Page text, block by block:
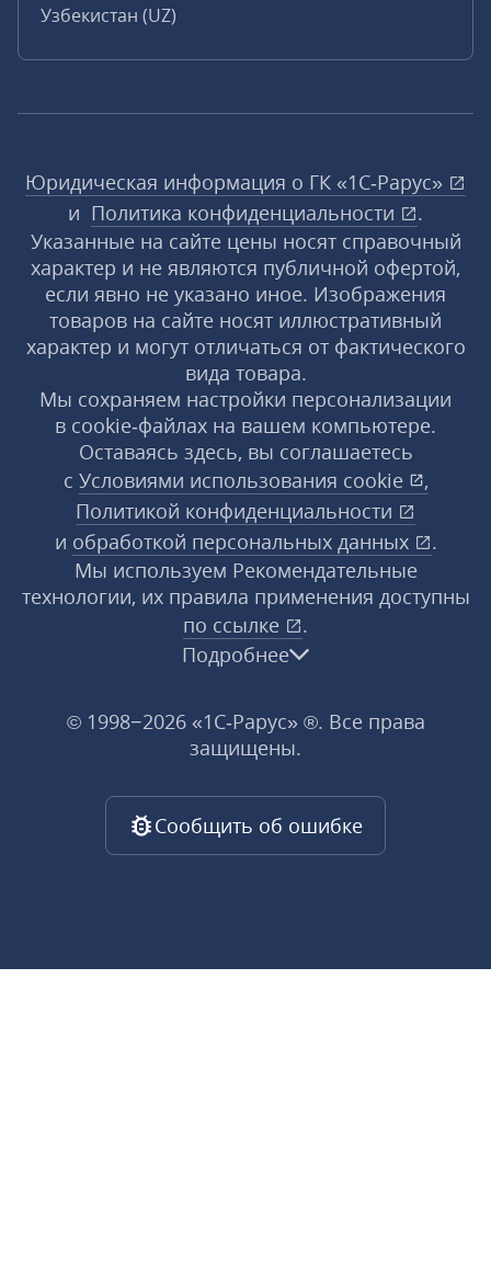
Узбекистан (UZ)
Юридическая информация о ГК «1С‑Рарус»
и Политика конфиденциальности
.
Указанные на сайте цены носят справочный
характер и не являются публичной офертой,
если явно не указано иное. Изображения
товаров на сайте носят иллюстративный
характер и могут отличаться от фактического
вида товара.
Мы сохраняем настройки персонализации
в cookie‑файлах на вашем компьютере.
Оставаясь здесь, вы соглашаетесь
с Условиями использования cookie
,
Политикой конфиденциальности
и обработкой персональных данных
.
Мы используем Рекомендательные
технологии, их правила применения доступны
по ссылке
.
Подробнее
© 1998−2026 «1С‑Рарус» ®. Все права
защищены.
Сообщить об ошибке